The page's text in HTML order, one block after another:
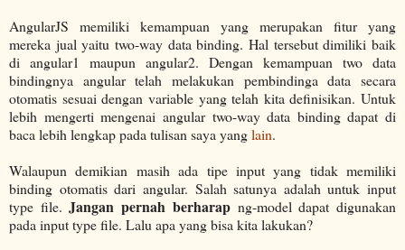
AngularJS memiliki kemampuan yang merupakan fitur yang
mereka jual yaitu two-way data binding. Hal tersebut dimiliki baik
di angular1 maupun angular2. Dengan kemampuan two data
bindingnya angular telah melakukan pembindinga data secara
otomatis sesuai dengan variable yang telah kita definisikan. Untuk
lebih mengerti mengenai angular two-way data binding dapat di
baca lebih lengkap pada tulisan saya yanglain.
Walaupun demikian masih ada tipe input yang tidak memiliki
binding otomatis dari angular. Salah satunya adalah untuk input
type file.Jangan pernah berharapng-model dapat digunakan
pada input type file. Lalu apa yang bisa kita lakukan?